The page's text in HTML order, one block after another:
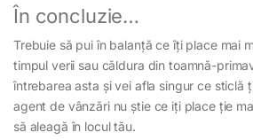
În concluzie…
Trebuie să pui în balanță ce îți place mai
timpul verii sau căldura din toamnă-
întrebarea asta și vei afla singur ce sticlă
agent de vânzări nu știe ce iți place ție
să aleagă în locul tău.